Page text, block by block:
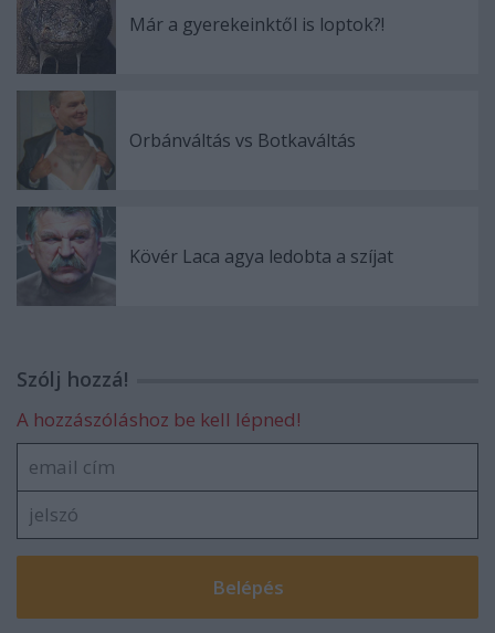
Már a gyerekeinktől is loptok?!
Orbánváltás vs Botkaváltás
Kövér Laca agya ledobta a szíjat
Szólj hozzá!
A hozzászóláshoz be kell lépned!